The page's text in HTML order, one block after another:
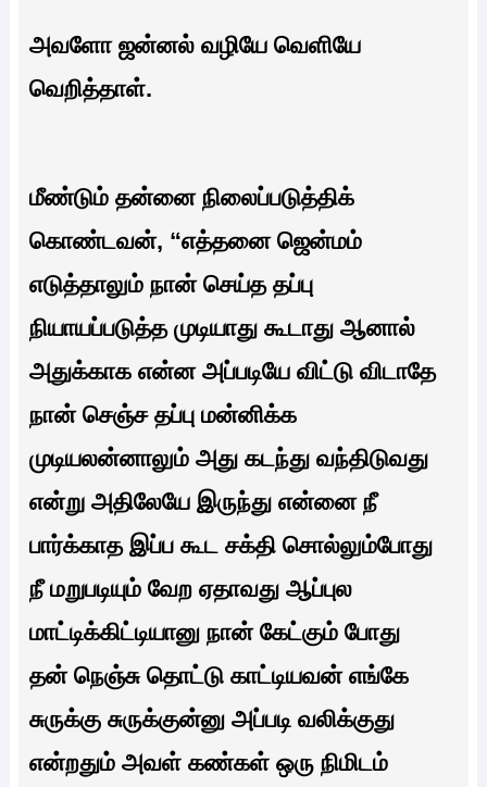
அவளோ ஜன்னல் வழியே வெளியே
வெறித்தாள்.
மீண்டும் தன்னை நிலைப்படுத்திக்
கொண்டவன், “எத்தனை ஜென்மம்
எடுத்தாலும் நான் செய்த தப்பு
நியாயப்படுத்த முடியாது கூடாது ஆனால்
அதுக்காக என்ன அப்படியே விட்டு விடாதே
நான் செஞ்ச தப்பு மன்னிக்க
முடியலன்னாலும் அது கடந்து வந்திடுவது
என்று அதிலேயே இருந்து என்னை நீ
பார்க்காத இப்ப கூட சக்தி சொல்லும்போது
நீ மறுபடியும் வேற ஏதாவது ஆப்புல
மாட்டிக்கிட்டியானு நான் கேட்கும் போது
தன் நெஞ்சு தொட்டு காட்டியவன் எங்கே
சுருக்கு சுருக்குன்னு அப்படி வலிக்குது
என்றதும் அவள் கண்கள் ஒரு நிமிடம்